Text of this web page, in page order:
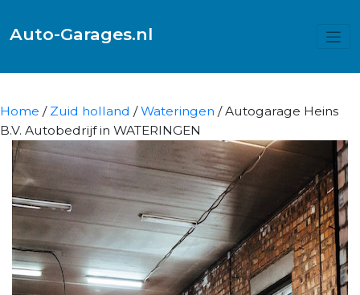
Auto-Garages.nl
Home / Zuid holland /Wateringen / Autogarage Heins
B.V. Autobedrijf in WATERINGEN